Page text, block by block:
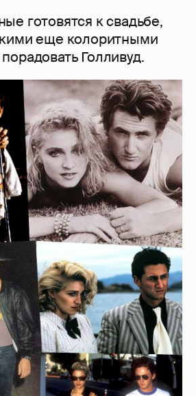
готовятся к свадьбе,
еще колоритными
Голливуд.